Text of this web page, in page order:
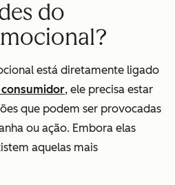
do
está diretamente ligado
, ele precisa estar
que podem ser provocadas
ou ação. Embora elas
aquelas mais